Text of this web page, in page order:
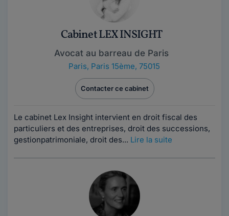
Cabinet LEX INSIGHT
Avocat au barreau de Paris
Paris, Paris 15ème, 75015
Contacter ce cabinet
Le cabinet Lex Insight intervient en droit fiscal des
particuliers et des entreprises, droit des successions,
gestionpatrimoniale, droit des... Lire la suite